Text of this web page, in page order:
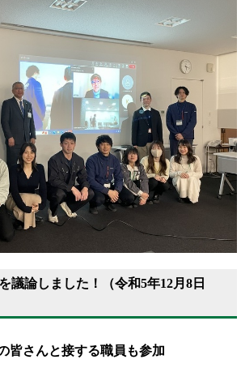
議論しました！（令和5年12月8日
皆さんと接する職員も参加